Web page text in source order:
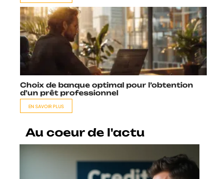
Choix de banque optimal pour l’obtention
d’un prêt professionnel
EN SAVOIR PLUS
Au coeur de l'actu